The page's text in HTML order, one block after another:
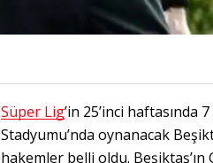
Süper Lig’in 25’inci haftasında
Stadyumu’nda oynanacak
hakemler belli oldu. Beşiktaş’ın